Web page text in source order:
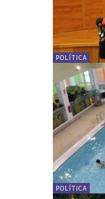
POLÍTICA
POLÍTICA